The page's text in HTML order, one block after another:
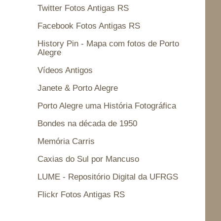
Twitter Fotos Antigas RS
Facebook Fotos Antigas RS
History Pin - Mapa com fotos de Porto
Alegre
Vídeos Antigos
Janete & Porto Alegre
Porto Alegre uma História Fotográfica
Bondes na década de 1950
Memória Carris
Caxias do Sul por Mancuso
LUME - Repositório Digital da UFRGS
Flickr Fotos Antigas RS